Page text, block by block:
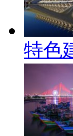
特色